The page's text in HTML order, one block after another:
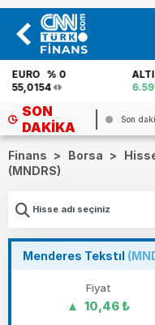
EURO
% 0
55,0154
SON
DAKIKA
Son
Finans > Borsa >
(MNDRS)
Menderes Tekstıl
Fiyat
10,46 ₺